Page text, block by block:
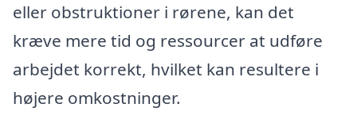
eller obstruktioner i rørene, kan det
kræve mere tid og ressourcer at udføre
arbejdet korrekt, hvilket kan resultere i
højere omkostninger.